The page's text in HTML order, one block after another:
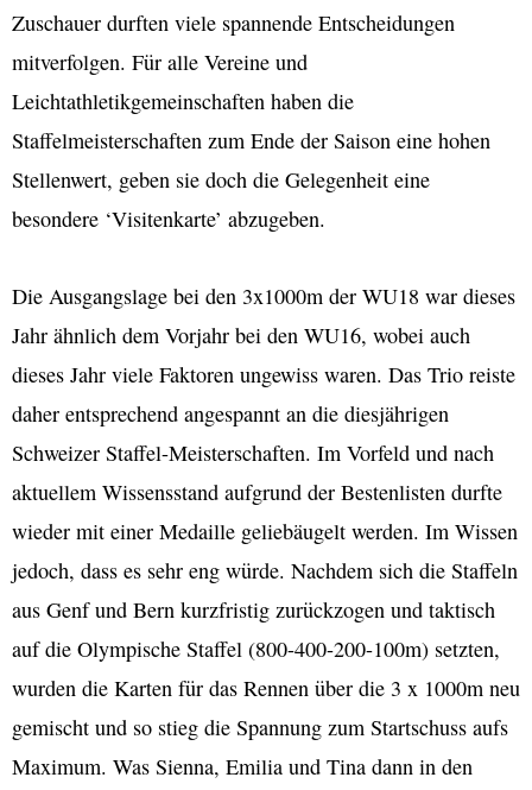
Zuschauer durften viele spannende Entscheidungen
mitverfolgen. Für alle Vereine und
Leichtathletikgemeinschaften haben die
Staffelmeisterschaften zum Ende der Saison eine hohen
Stellenwert, geben sie doch die Gelegenheit eine
besondere ‘Visitenkarte’ abzugeben.
Die Ausgangslage bei den 3x1000m der WU18 war dieses
Jahr ähnlich dem Vorjahr bei den WU16, wobei auch
dieses Jahr viele Faktoren ungewiss waren. Das Trio reiste
daher entsprechend angespannt an die diesjährigen
Schweizer Staffel-Meisterschaften. Im Vorfeld und nach
aktuellem Wissensstand aufgrund der Bestenlisten durfte
wieder mit einer Medaille geliebäugelt werden. Im Wissen
jedoch, dass es sehr eng würde. Nachdem sich die Staffeln
aus Genf und Bern kurzfristig zurückzogen und taktisch
auf die Olympische Staffel (800-400-200-100m) setzten,
wurden die Karten für das Rennen über die 3 x 1000m neu
gemischt und so stieg die Spannung zum Startschuss aufs
Maximum. Was Sienna, Emilia und Tina dann in den